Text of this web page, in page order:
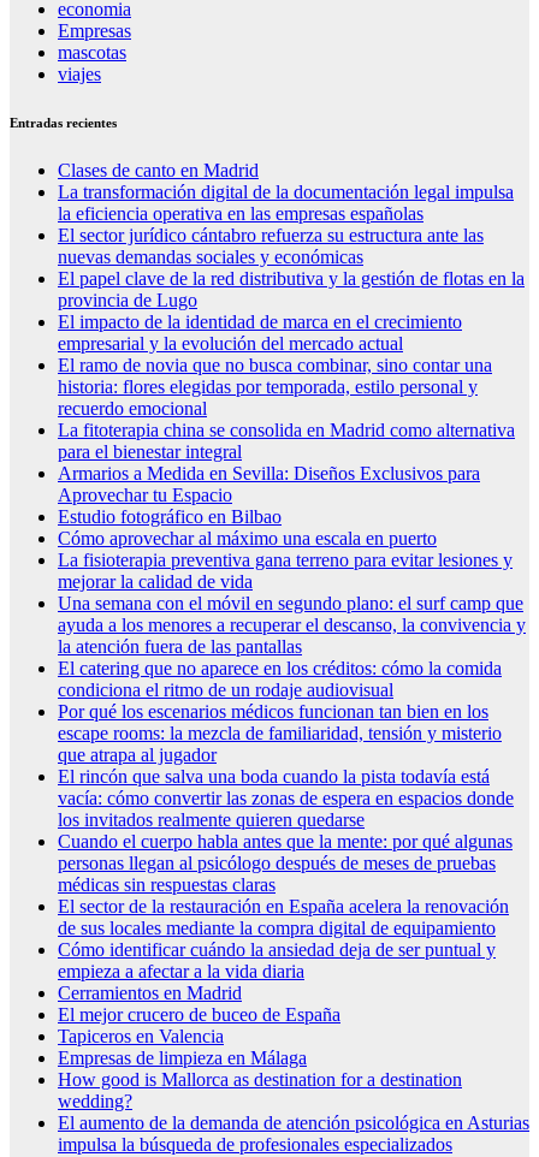
economia
Empresas
mascotas
viajes
Entradas recientes
Clases de canto en Madrid
La transformación digital de la documentación legal impulsa
la eficiencia operativa en las empresas españolas
El sector jurídico cántabro refuerza su estructura ante las
nuevas demandas sociales y económicas
El papel clave de la red distributiva y la gestión de flotas en la
provincia de Lugo
El impacto de la identidad de marca en el crecimiento
empresarial y la evolución del mercado actual
El ramo de novia que no busca combinar, sino contar una
historia: flores elegidas por temporada, estilo personal y
recuerdo emocional
La fitoterapia china se consolida en Madrid como alternativa
para el bienestar integral
Armarios a Medida en Sevilla: Diseños Exclusivos para
Aprovechar tu Espacio
Estudio fotográfico en Bilbao
Cómo aprovechar al máximo una escala en puerto
La fisioterapia preventiva gana terreno para evitar lesiones y
mejorar la calidad de vida
Una semana con el móvil en segundo plano: el surf camp que
ayuda a los menores a recuperar el descanso, la convivencia y
la atención fuera de las pantallas
El catering que no aparece en los créditos: cómo la comida
condiciona el ritmo de un rodaje audiovisual
Por qué los escenarios médicos funcionan tan bien en los
escape rooms: la mezcla de familiaridad, tensión y misterio
que atrapa al jugador
El rincón que salva una boda cuando la pista todavía está
vacía: cómo convertir las zonas de espera en espacios donde
los invitados realmente quieren quedarse
Cuando el cuerpo habla antes que la mente: por qué algunas
personas llegan al psicólogo después de meses de pruebas
médicas sin respuestas claras
El sector de la restauración en España acelera la renovación
de sus locales mediante la compra digital de equipamiento
Cómo identificar cuándo la ansiedad deja de ser puntual y
empieza a afectar a la vida diaria
Cerramientos en Madrid
El mejor crucero de buceo de España
Tapiceros en Valencia
Empresas de limpieza en Málaga
How good is Mallorca as destination for a destination
wedding?
El aumento de la demanda de atención psicológica en Asturias
impulsa la búsqueda de profesionales especializados